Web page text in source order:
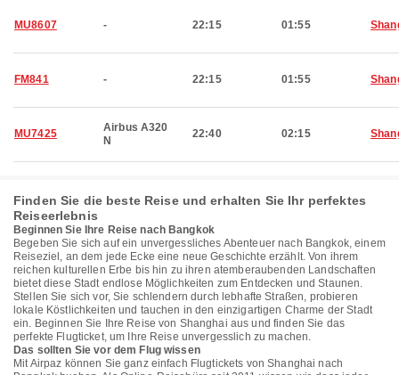
MU8607 - 22:15 01:55
FM841 - 22:15 01:55
MU7425
Airbus A320
N
22:40 02:15
Finden Sie die beste Reise und erhalten Sie Ihr perfektes
Reiseerlebnis
Beginnen Sie Ihre Reise nach Bangkok
Begeben Sie sich auf ein unvergessliches Abenteuer nach Bangkok, einem
Reiseziel, an dem jede Ecke eine neue Geschichte erzählt. Von ihrem
reichen kulturellen Erbe bis hin zu ihren atemberaubenden Landschaften
bietet diese Stadt endlose Möglichkeiten zum Entdecken und Staunen.
Stellen Sie sich vor, Sie schlendern durch lebhafte Straßen, probieren
lokale Köstlichkeiten und tauchen in den einzigartigen Charme der Stadt
ein. Beginnen Sie Ihre Reise von Shanghai aus und finden Sie das
perfekte Flugticket, um Ihre Reise unvergesslich zu machen.
Das sollten Sie vor dem Flug wissen
Mit Airpaz können Sie ganz einfach Flugtickets von Shanghai nach